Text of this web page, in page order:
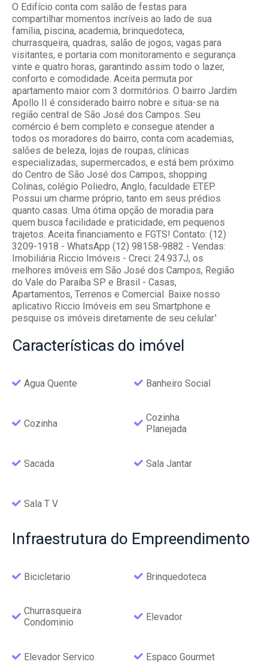
O Edifício conta com salão de festas para
compartilhar momentos incríveis ao lado de sua
família, piscina, academia, brinquedoteca,
churrasqueira, quadras, salão de jogos, vagas para
visitantes, e portaria com monitoramento e segurança
vinte e quatro horas, garantindo assim todo o lazer,
conforto e comodidade. Aceita permuta por
apartamento maior com 3 dormitórios. O bairro Jardim
Apollo II é considerado bairro nobre e situa-se na
região central de São José dos Campos. Seu
comércio é bem completo e consegue atender a
todos os moradores do bairro, conta com academias,
salões de beleza, lojas de roupas, clínicas
especializadas, supermercados, e está bem próximo
do Centro de São José dos Campos, shopping
Colinas, colégio Poliedro, Anglo, faculdade ETEP.
Possui um charme próprio, tanto em seus prédios
quanto casas. Uma ótima opção de moradia para
quem busca facilidade e praticidade, em pequenos
trajetos. Aceita financiamento e FGTS! Contato: (12)
3209-1918 - WhatsApp (12) 98158-9882 - Vendas:
Imobiliária Riccio Imóveis - Creci: 24.937J, os
melhores imóveis em São José dos Campos, Região
do Vale do Paraíba SP e Brasil - Casas,
Apartamentos, Terrenos e Comercial. Baixe nosso
aplicativo Riccio Imóveis em seu Smartphone e
pesquise os imóveis diretamente de seu celular.'
Características do imóvel
Agua Quente Banheiro Social
Cozinha
Cozinha
Planejada
Sacada Sala Jantar
Sala T V
Infraestrutura do Empreendimento
Bicicletario Brinquedoteca
Churrasqueira
Condominio
Elevador
Elevador Servico Espaco Gourmet